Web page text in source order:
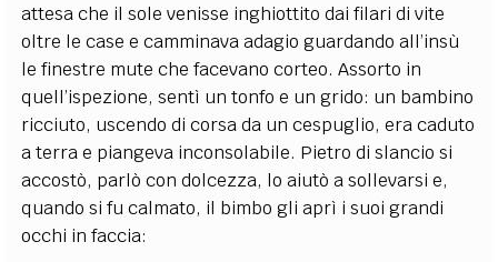
attesa che il sole venisse inghiottito dai filari di vite
oltre le case e camminava adagio guardando all’insù
le finestre mute che facevano corteo. Assorto in
quell’ispezione, sentì un tonfo e un grido: un bambino
ricciuto, uscendo di corsa da un cespuglio, era caduto
a terra e piangeva inconsolabile. Pietro di slancio si
accostò, parlò con dolcezza, lo aiutò a sollevarsi e,
quando si fu calmato, il bimbo gli aprì i suoi grandi
occhi in faccia: